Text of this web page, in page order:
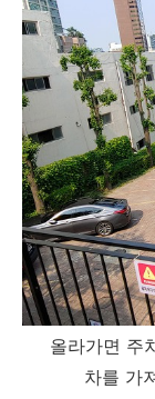
올라가면 주
차를 가